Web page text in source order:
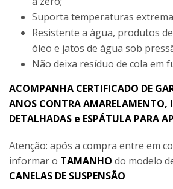
Suporta temperaturas
Resistente a água, produtos
óleo e jatos de água sob
Não deixa resíduo de cola em
ACOMPANHA CERTIFICADO DE
ANOS CONTRA AMARELAMENTO,
DETALHADAS e ESPÁTULA PARA
Atenção: após a compra entre em
informar o TAMANHO do modelo
CANELAS DE SUSPENSÃO